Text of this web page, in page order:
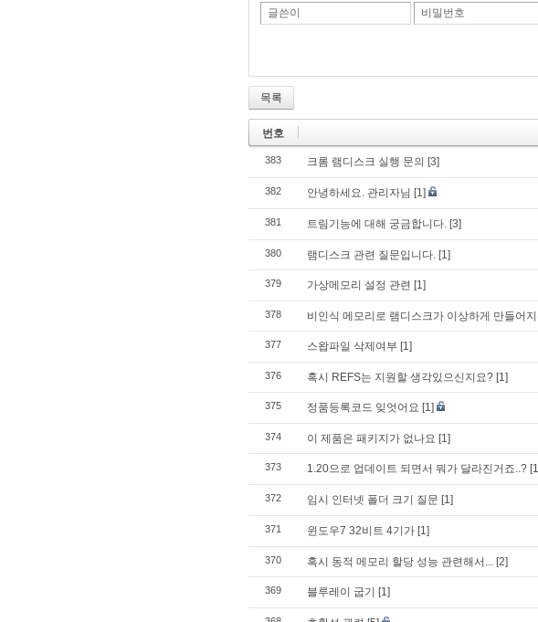
글쓴이 비밀번호
목록
번호
383 크롬 램디스크 실행 문의 [3]
382 안녕하세요. 관리자님 [1]
381 트림기능에 대해 궁금합니다. [3]
380 램디스크 관련 질문입니다. [1]
379 가상메모리 설정 관련 [1]
378 비인식 메모리로 램디스크가 이상하게 만들어
377 스왑파일 삭제여부 [1]
376 혹시 REFS는 지원할 생각있으신지요? [1]
375 정품등록코드 잊엇어요 [1]
374 이 제품은 패키지가 없나요 [1]
373 1.20으로 업데이트 되면서 뭐가 달라진거죠..?
372 임시 인터넷 폴더 크기 질문 [1]
371 윈도우7 32비트 4기가 [1]
370 혹시 동적 메모리 할당 성능 관련해서... [2]
369 블루레이 굽기 [1]